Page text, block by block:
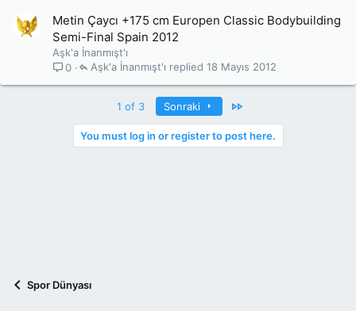
Metin Çaycı +175 cm Europen Classic Bodybuilding
Semi-Final Spain 2012
Aşk'a İnanmışt'ı
0
18 Mayıs 2012
Aşk'a İnanmışt'ı
1 of 3 Sonraki Last
You must log in or register to post here.
Spor Dünyası